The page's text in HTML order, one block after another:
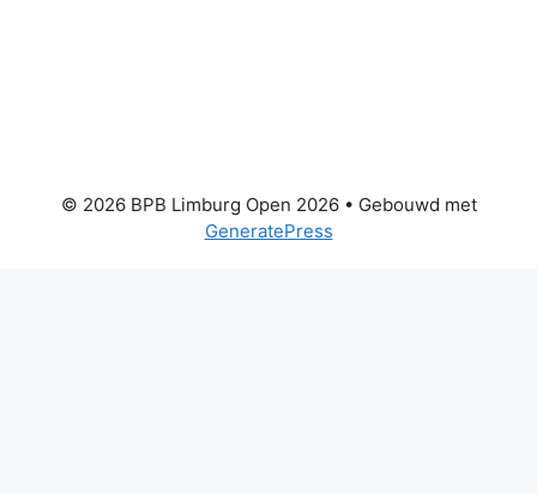
© 2026 BPB Limburg Open 2026• Gebouwd met
GeneratePress